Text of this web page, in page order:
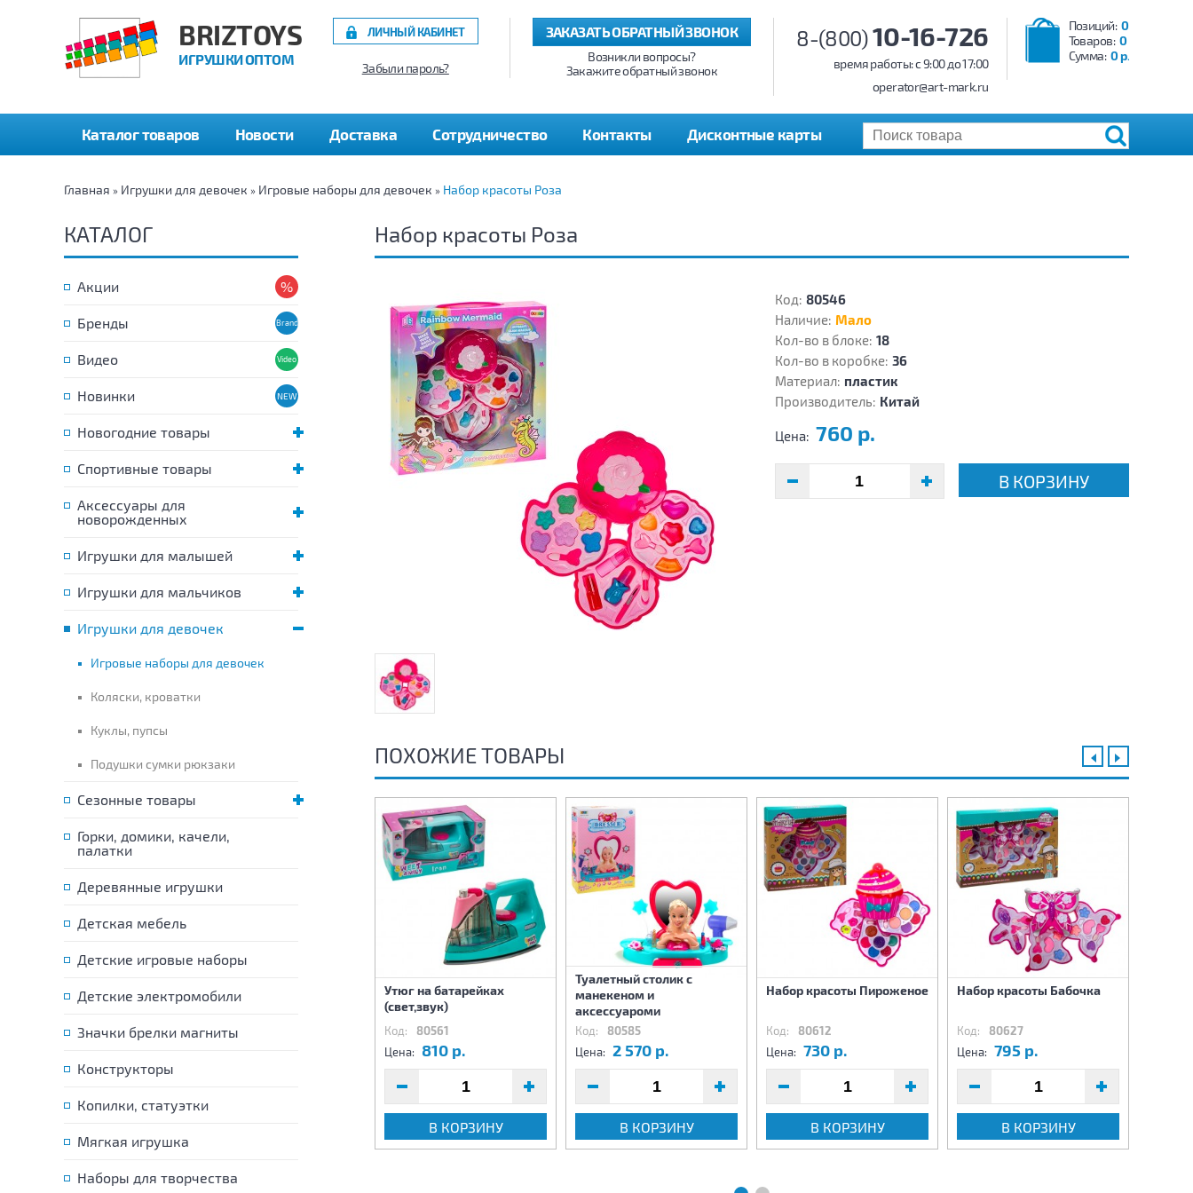
BRIZTOYS
ИГРУШКИ ОПТОМ
Позиций: 0
Товаров: 0
Сумма: 0 р.
8-(800)10-16-726
время работы: c 9:00 до 17:00
operator@art-mark.ru
ЗАКАЗАТЬ ОБРАТНЫЙ ЗВОНОК
Возникли вопросы?
Закажите обратный звонок
ЛИЧНЫЙ КАБИНЕТ
Забыли пароль?
Каталог товаров Новости Доставка Сотрудничество Контакты Дисконтные карты
Главная » Игрушки для девочек » Игровые наборы для девочек » Набор красоты Роза
КАТАЛОГ
Акции
Бренды
Видео
Новинки
Новогодние товары
Спортивные товары
Аксессуары для
новорожденных
Игрушки для малышей
Игрушки для мальчиков
Игрушки для девочек
Игровые наборы для девочек
Коляски, кроватки
Куклы, пупсы
Подушки сумки рюкзаки
Сезонные товары
Горки, домики, качели,
палатки
Деревянные игрушки
Детская мебель
Детские игровые наборы
Детские электромобили
Значки брелки магниты
Конструкторы
Копилки, статуэтки
Мягкая игрушка
Наборы для творчества
Набор красоты Роза
Код: 80546
Наличие: Мало
Кол-во в блоке: 18
Кол-во в коробке: 36
Материал: пластик
Производитель: Китай
Цена: 760 р.
В КОРЗИНУ
ПОХОЖИЕ ТОВАРЫ
Чайный сервиз 10
80692
Набор Вилла (звук,свет)
Код: 80699
Утюг на батарейках
(свет,звук)
Код: 80561
Цена: 810 р.
В КОРЗИНУ
Туалетный столик с
манекеном и
аксессуароми
Код: 80585
Цена: 2 570 р.
В КОРЗИНУ
Набор красоты Пироженое
Код: 80612
Цена: 730 р.
В КОРЗИНУ
Набор красоты Бабочка
Код: 80627
Цена: 795 р.
В КОРЗИНУ